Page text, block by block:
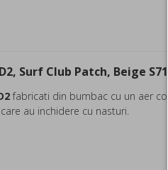
Surf Club Patch, Beige
fabricati din bumbac cu un aer
au inchidere cu nasturi.